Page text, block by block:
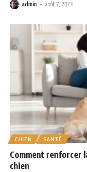
admin août 7, 2023
CHIEN SANTÉ
Comment renforcer
chien